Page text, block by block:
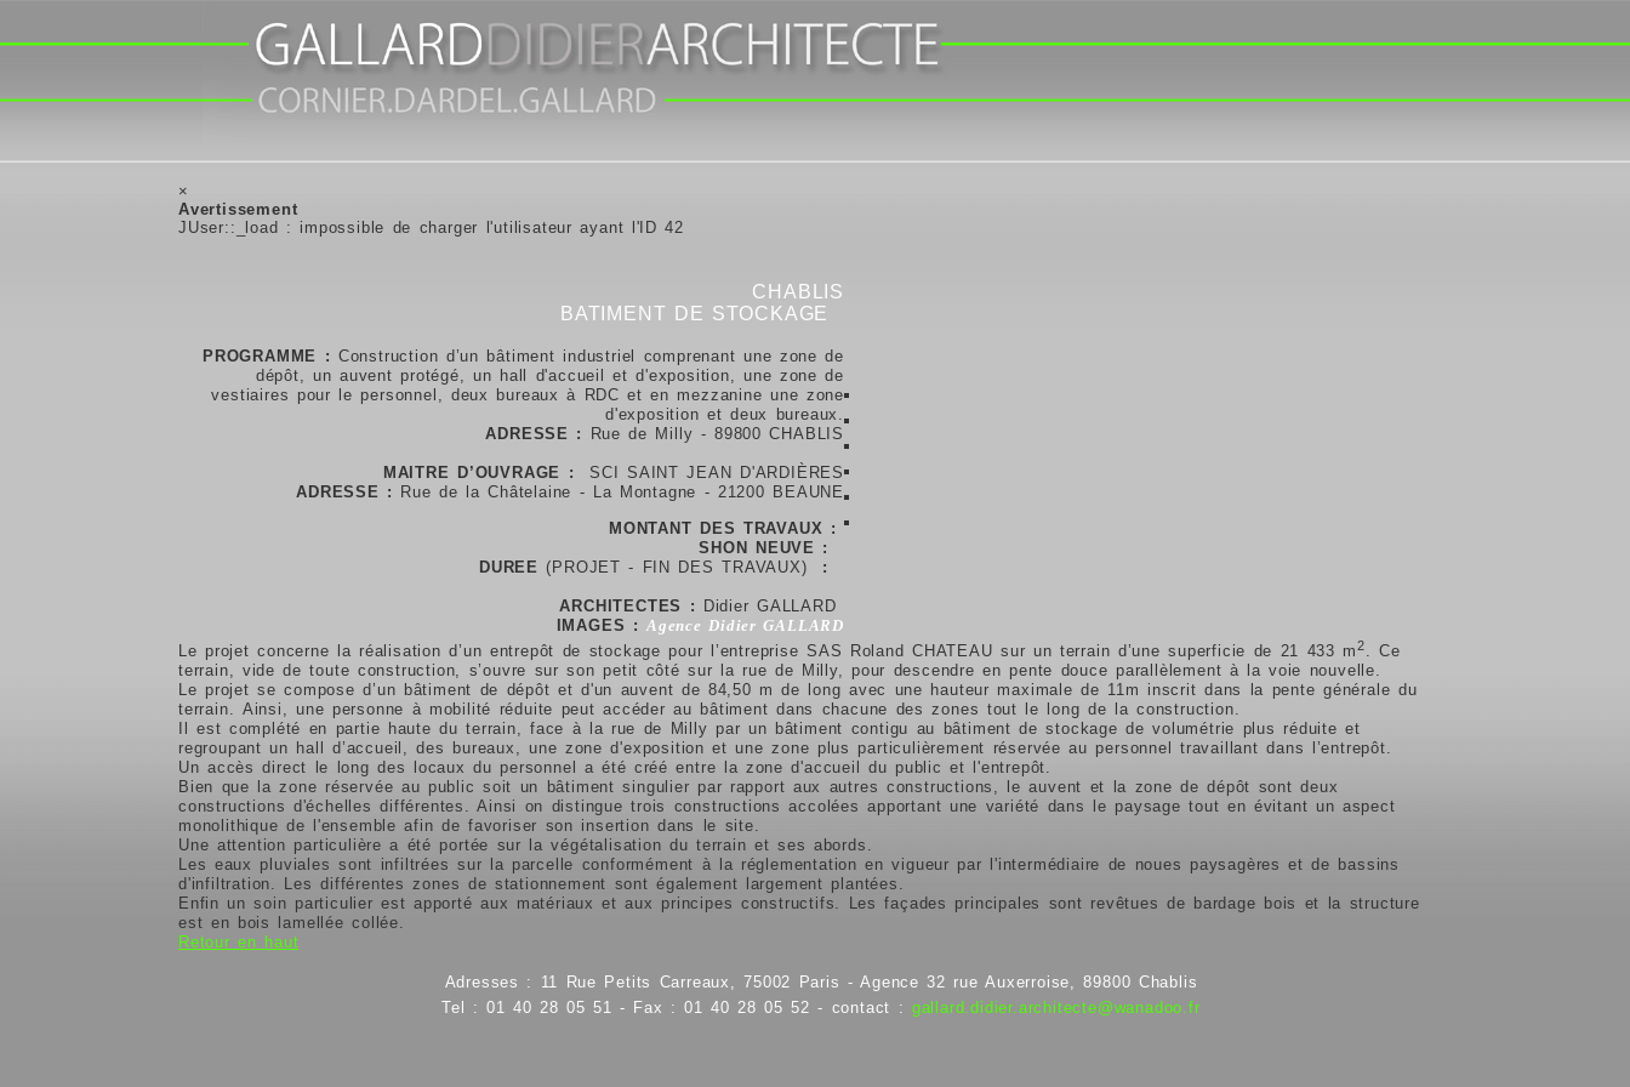
×
Avertissement
JUser::_load : impossible de charger l'utilisateur ayant l'ID 42
CHABLIS
BATIMENT DE STOCKAGE
PROGRAMME : Construction d’un bâtiment industriel comprenant une zone de
dépôt, un auvent protégé, un hall d'accueil et d'exposition, une zone de
vestiaires pour le personnel, deux bureaux à RDC et en mezzanine une zone
d'exposition et deux bureaux.
ADRESSE :
Rue de Milly - 89800 CHABLIS
MAITRE D’OUVRAGE :
SCI SAINT JEAN D'ARDIÈRES
ADRESSE :
Rue de la Châtelaine - La Montagne - 21200 BEAUNE
MONTANT DES TRAVAUX :
SHON NEUVE :
DUREE (PROJET - FIN DES TRAVAUX) :
ARCHITECTES : Didier GALLARD
IMAGES : Agence Didier GALLARD
Le projet concerne la réalisation d’un entrepôt de stockage pour l’entreprise SAS Roland CHATEAU sur un terrain d’une superficie de 21 433 m2.Ce
terrain, vide de toute construction, s’ouvre sur son petit côté sur la rue de Milly, pour descendre en pente douce parallèlement à la voie nouvelle.
Le projet se compose d’un bâtiment de dépôt et d'un auvent de 84,50 m de long avec une hauteur maximale de 11m inscrit dans la pente générale du
terrain. Ainsi, une personne à mobilité réduite peut accéder au bâtiment dans chacune des zones tout le long de la construction.
Il est complété en partie haute du terrain, face à la rue de Milly par un bâtiment contigu au bâtiment de stockage de volumétrie plus réduite et
regroupant un hall d’accueil, des bureaux, une zone d'exposition et une zone plus particulièrement réservée au personnel travaillant dans l’entrepôt.
Un accès direct le long des locaux du personnel a été créé entre la zone d'accueil du public et l'entrepôt.
Bien que la zone réservée au public soit un bâtiment singulier par rapport aux autres constructions, le auvent et la zone de dépôt sont deux
constructions d'échelles différentes. Ainsi on distingue trois constructions accolées apportant une variété dans le paysage tout en évitant un aspect
monolithique de l'ensemble afin de favoriser son insertion dans le site.
Une attention particulière a été portée sur la végétalisation du terrain et ses abords.
Les eaux pluviales sont infiltrées sur la parcelle conformément à la réglementation en vigueur par l'intermédiaire de noues paysagères et de bassins
d'infiltration.
Les différentes zones de stationnement sont également largement plantées.
Enfin un soin particulier est apporté aux matériaux et aux principes constructifs. Les façades principales sont revêtues de bardage bois et la structure
est en bois lamellée collée.
Retour en haut
Adresses : 11 Rue Petits Carreaux, 75002 Paris - Agence 32 rue Auxerroise, 89800 Chablis
Tel : 01 40 28 05 51 - Fax : 01 40 28 05 52 - contact : gallard.didier.architecte@wanadoo.fr